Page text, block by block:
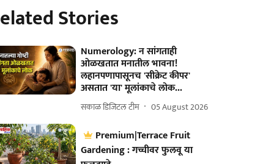
Stories
Numerology: न सांगताही
ओळखतात मनातील भावना!
लहानपणापासूनच 'सीक्रेट कीपर'
असतात 'या' मूलांकाचे लोक...
सकाळ डिजिटल टीम 05 August 2026
Premium|Terrace Fruit
Gardening : गच्चीवर फुलवू या